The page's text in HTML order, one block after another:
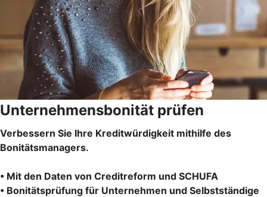
Unternehmensbonität prüfen
Verbessern Sie Ihre Kreditwürdigkeit mithilfe des
Bonitätsmanagers.
• Mit den Daten von Creditreform und SCHUFA
• Bonitätsprüfung für Unternehmen und Selbstständige